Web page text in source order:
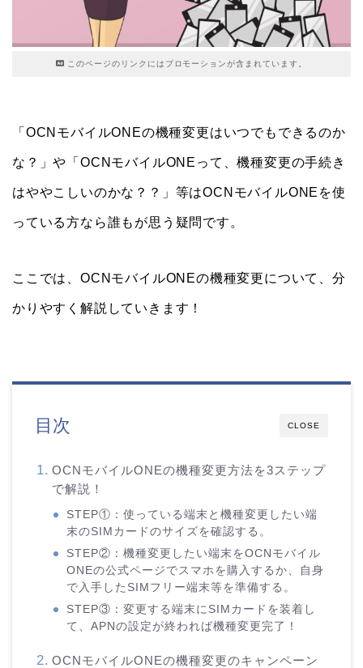
このページのリンクにはプロモーションが含まれています。
「OCNモバイルONEの機種変更はいつでもできるのか
な？」や「OCNモバイルONEって、機種変更の手続き
はややこしいのかな？？」等はOCNモバイルONEを使
っている方なら誰もが思う疑問です。
ここでは、OCNモバイルONEの機種変更について、分
かりやすく解説していきます！
CLOSE
目次
OCNモバイルONEの機種変更方法を3ステップ
で解説！
STEP①：使っている端末と機種変更したい端
末のSIMカードのサイズを確認する。
STEP②：機種変更したい端末をOCNモバイル
ONEの公式ページでスマホを購入するか、自身
で入手したSIMフリー端末等を準備する。
STEP③：変更する端末にSIMカードを装着し
て、APNの設定が終われば機種変更完了！
OCNモバイルONEの機種変更のキャンペーン